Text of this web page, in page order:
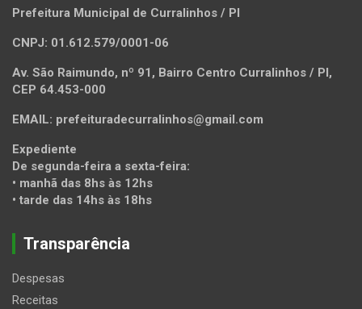
Prefeitura Municipal de Curralinhos / PI
CNPJ: 01.612.579/0001-06
Av. São Raimundo, nº 91, Bairro Centro Curralinhos / PI,
CEP 64.453-000
EMAIL: prefeituradecurralinhos@gmail.com
Expediente
De segunda-feira a sexta-feira:
• manhã das 8hs às 12hs
• tarde das 14hs às 18hs
Transparência
Despesas
Receitas